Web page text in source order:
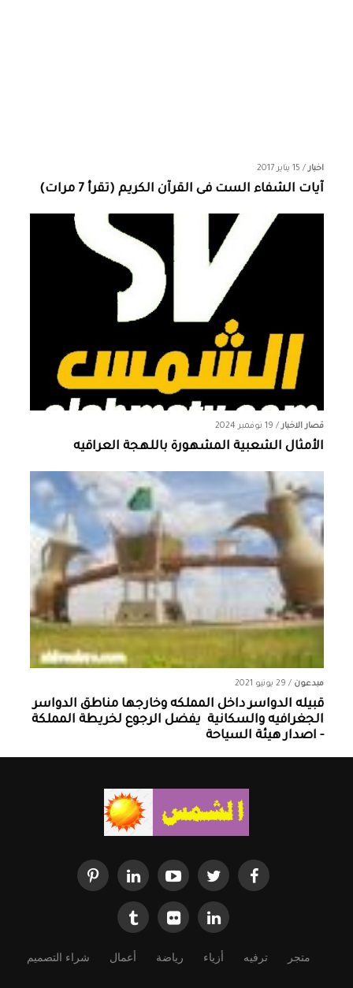
اخبار/ 15 يناير 2017
آيات الشفاء الست فى القرآن الكريم (تقرأ 7 مرات)
قصار الاخبار/ 19 نوفمبر 2024
الأمثال الشعبية المشهورة باللهجة العراقيه
مبدعون / 29 يونيو 2021
قبيله الدواسر داخل المملكه وخارجها ‏مناطق الدواسر
الجغرافيه والسكانية ‏ يفضل الرجوع لخريطة المملكة
- اصدار هيئة السياحة
متجر ترفيه أزياء رياضة أعمال شراء التصميم